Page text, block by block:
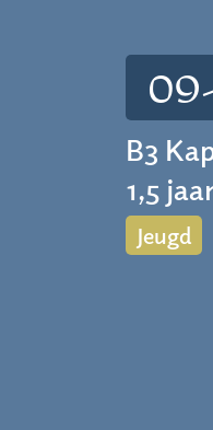
B3
1,5
Jeugd